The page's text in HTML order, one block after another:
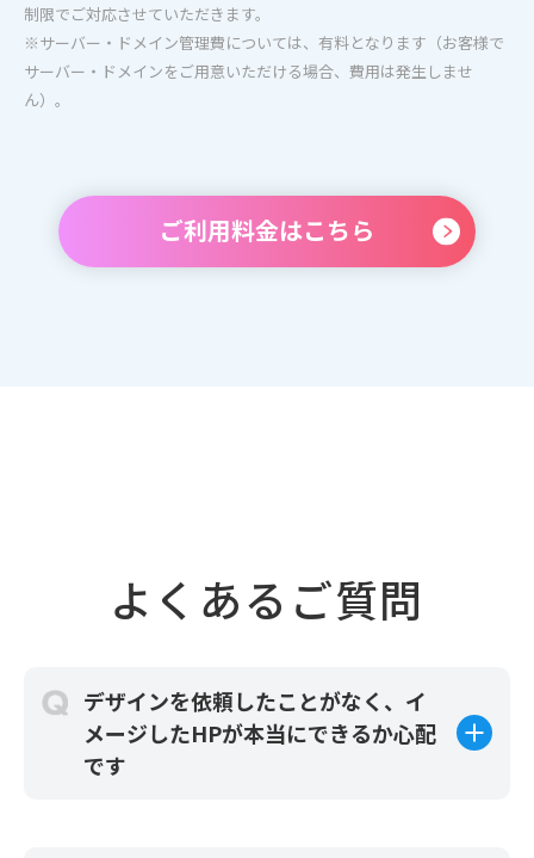
制限でご対応させていただきます。
※サーバー・ドメイン管理費については、有料となります（お客様で
サーバー・ドメインをご用意いただける場合、費用は発生しませ
ん）。
ご利用料金はこちら
よくあるご質問
デザインを依頼したことがなく、イ
メージしたHPが本当にできるか心配
です